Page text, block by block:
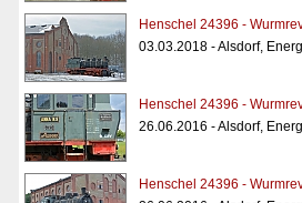
Henschel 24396 -
03.03.2018 - Alsdorf,
Henschel 24396 -
26.06.2016 - Alsdorf,
Henschel 24396 -